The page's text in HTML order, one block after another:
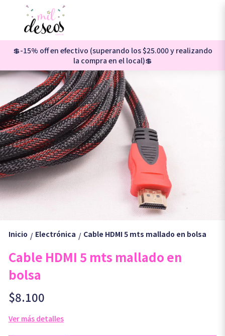
💲-15% off en efectivo (superando los $25.000 y realizando
la compra en el local)💲
Inicio / Electrónica / Cable HDMI 5 mts mallado en bolsa
Cable HDMI 5 mts mallado en
bolsa
$8.100
Ver más detalles